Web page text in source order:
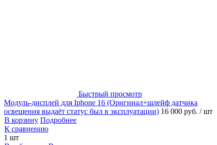
Быстрый просмотр
Модуль-дисплей для Iphone 16 (Оригинал+шлейф датчика
освещения выдаёт статус был в эксплуатации) 16 000 руб. / шт
В корзину Подробнее
К сравнению
1 шт